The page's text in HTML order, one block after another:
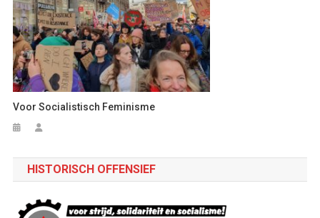
Voor Socialistisch Feminisme
HISTORISCH OFFENSIEF